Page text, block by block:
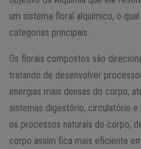
um sistema floral alquímico, o
categorias principais.
Os florais compostos são
tratando de desenvolver
energias mais densas do corpo,
sistemas digestório, circulatório
os processos naturais do corpo,
corpo assim fica mais eficiente